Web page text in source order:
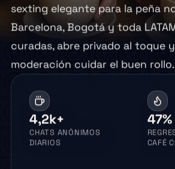
sexting elegante para la peña
Barcelona, Bogotá y toda
curadas, abre privado al toque
moderación cuidar el buen rollo.
4,2k+
CHATS ANÓNIMOS
DIARIOS
47%
CAFÉ